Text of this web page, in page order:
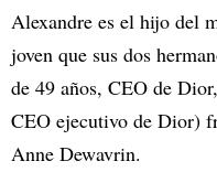
Alexandre es el hijo del
joven que sus dos
de 49 años, CEO de
CEO ejecutivo de Dior)
Anne Dewavrin.